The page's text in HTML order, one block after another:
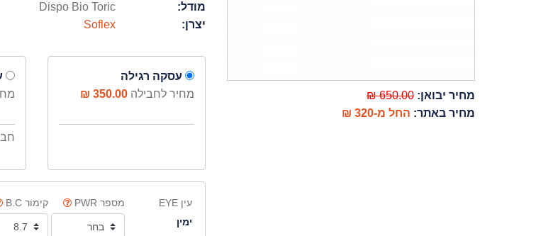
מחיר יבואן: 650.00 ₪
מחיר באתר: החל מ-320 ₪
מודל:
Dispo Bio Toric
יצרן:
Soflex
עסקה רגילה
מחיר לחבילה 350.00 ₪
עין EYE מספר PWR קימור B.C
ימין